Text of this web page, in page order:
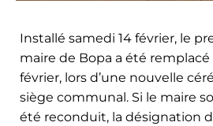
Installé samedi 14 février, le
maire de Bopa a été remplacé
février, lors d’une nouvelle
siège communal. Si le maire
été reconduit, la désignation